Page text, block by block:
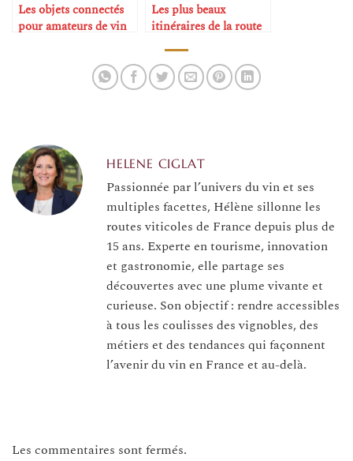
Les objets connectés
pour amateurs de vin
Les plus beaux
itinéraires de la route
HELENE CIGLAT
Passionnée par l’univers du vin et ses
multiples facettes, Hélène sillonne les
routes viticoles de France depuis plus de
15 ans. Experte en tourisme, innovation
et gastronomie, elle partage ses
découvertes avec une plume vivante et
curieuse. Son objectif : rendre accessibles
à tous les coulisses des vignobles, des
métiers et des tendances qui façonnent
l’avenir du vin en France et au-delà.
Les commentaires sont fermés.